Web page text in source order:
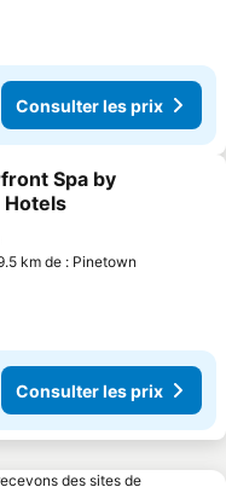
Consulter les prix
à mes favoris
Spa by
Hotels
km de : Pinetown
Consulter les prix
des sites de